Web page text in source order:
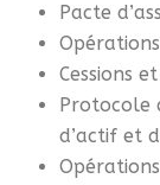
Pacte
Cessions
Protocole
d’actif et